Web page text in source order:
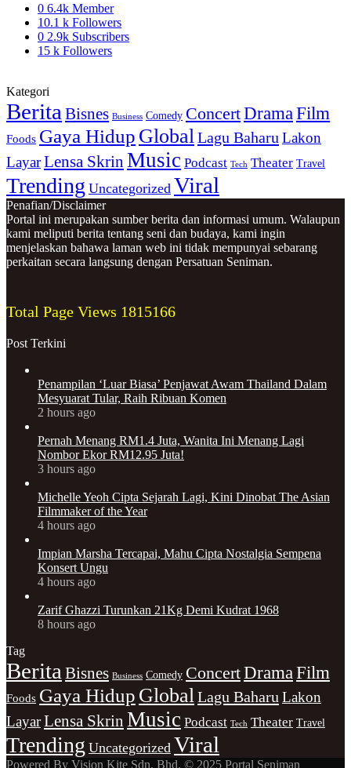
0 6.4k Member
10.1 k Followers
0 2.9k Subscribers
15 k Followers
Kategori
Berita Bisnes Business Comedy ConcertDrama Film
Foods Gaya Hidup Global Lagu Baharu Lakon
LayarLensa Skrin Music Podcast Tech Theater Travel
Trending Uncategorized Viral
Penafian/Disclaimer
Portal ini merupakan sumber berita dan informasi umum. Walaupun
kami meliputi berita tentang seni dan budaya, kami ingin
menjelaskan bahawa laman web ini tidak mempunyai sebarang
perkaitan secara langsung dengan Persatuan Seniman.
Total Page Views 1815166
Post Terkini
Penampilan ‘Luar Biasa’ Penjawat Awam Thailand Dalam
Mesyuarat Tular, Raih Ribuan Komen
2 hours ago
Pernah Menang RM1.4 Juta, Wanita Ini Menang Lagi
Nombor Ekor RM12.95 Juta!
3 hours ago
Michelle Yeoh Cipta Sejarah Lagi, Kini Dinobat The Asian
Filmmaker of the Year
4 hours ago
Impian Marsha Tercapai, Mahu Cipta Nostalgia Sempena
Konsert Ungu
4 hours ago
Zarif Ghazzi Turunkan 21Kg Demi Kudrat 1968
8 hours ago
Tag
Berita Bisnes Business Comedy ConcertDrama Film
Foods Gaya Hidup Global Lagu Baharu Lakon
LayarLensa Skrin Music Podcast Tech Theater Travel
Trending Uncategorized Viral
Powered By Vision Kite Sdn. Bhd. © 2025 Portal Seniman